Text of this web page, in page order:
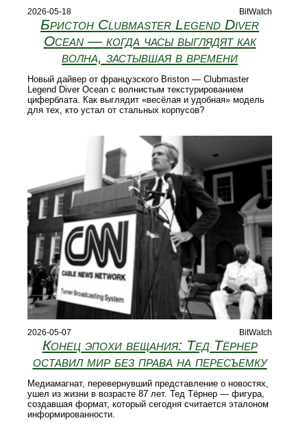
2026-05-18 BitWatch
Бристон Clubmaster Legend Diver
Ocean — когда часы выглядят как
волна, застывшая в времени
Новый дайвер от французского Briston — Clubmaster
Legend Diver Ocean с волнистым текстурированием
циферблата. Как выглядит «весёлая и удобная» модель
для тех, кто устал от стальных корпусов?
2026-05-07 BitWatch
Конец эпохи вещания: Тед Тёрнер
оставил мир без права на пересъемку
Медиамагнат, перевернувший представление о новостях,
ушел из жизни в возрасте 87 лет. Тед Тёрнер — фигура,
создавшая формат, который сегодня считается эталоном
информированности.